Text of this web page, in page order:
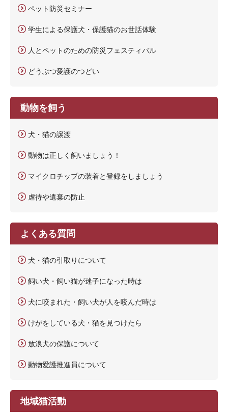
ペット防災セミナー
学生による保護犬・保護猫のお世話体験
人とペットのための防災フェスティバル
どうぶつ愛護のつどい
動物を飼う
犬・猫の譲渡
動物は正しく飼いましょう！
マイクロチップの装着と登録をしましょう
虐待や遺棄の防止
よくある質問
犬・猫の引取りについて
飼い犬・飼い猫が迷子になった時は
犬に咬まれた・飼い犬が人を咬んだ時は
けがをしている犬・猫を見つけたら
放浪犬の保護について
動物愛護推進員について
地域猫活動